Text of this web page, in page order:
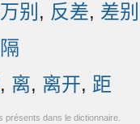
别 , 反差, 差别
, 离, 离开, 距
dans le dictionnaire.